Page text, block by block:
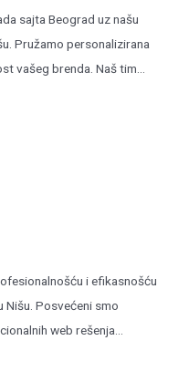
sajta Beograd uz našu
Pružamo personalizirana
vašeg brenda. Naš tim...
i efikasnošću
Nišu. Posvećeni smo
web rešenja...